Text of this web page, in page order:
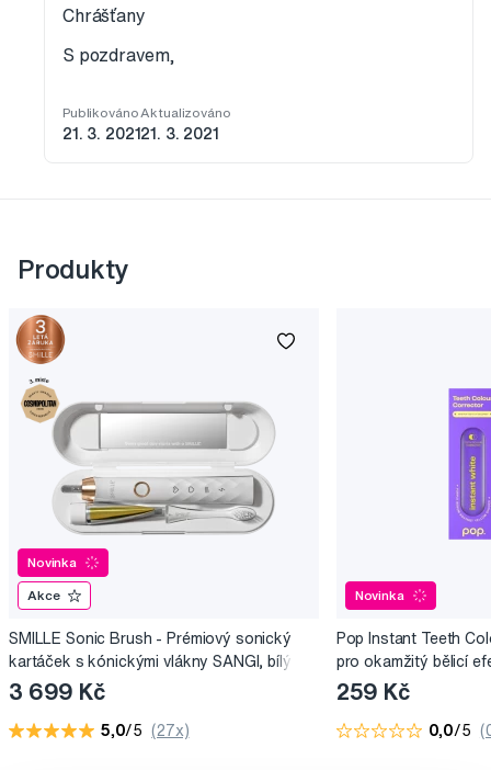
Chrášťany
S pozdravem,
Publikováno
21. 3. 2021
Aktualizováno
21. 3. 2021
Produkty
Novinka
Akce
SMILLE Sonic Brush - Prémiový sonický
kartáček s kónickými vlákny SANGI, bílý
3 699 Kč
5,0/5 (27x)
Novinka
Pop Instant Teeth
pro okamžitý bělicí
259 Kč
0,0/5